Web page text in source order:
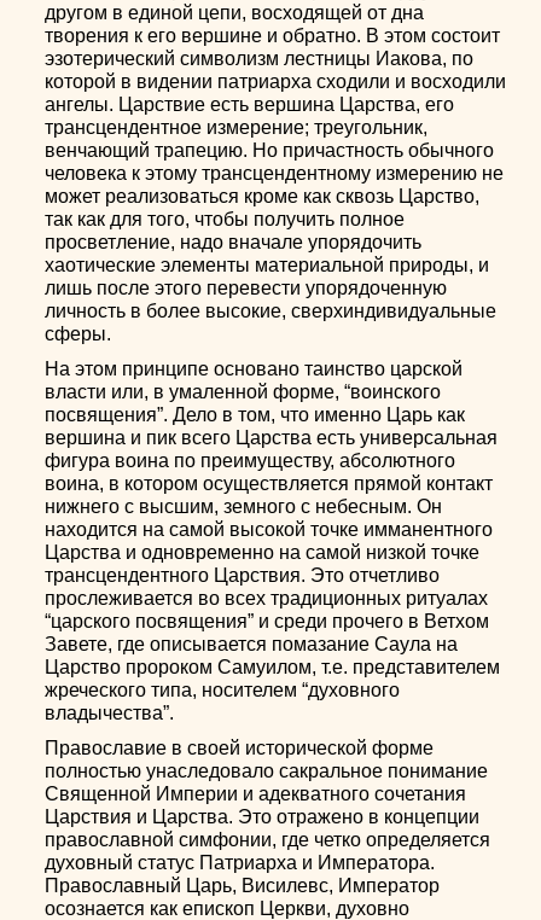
другом в единой цепи, восходящей от дна
творения к его вершине и обратно. В этом состоит
эзотерический символизм лестницы Иакова, по
которой в видении патриарха сходили и восходили
ангелы. Царствие есть вершина Царства, его
трансцендентное измерение; треугольник,
венчающий трапецию. Но причастность обычного
человека к этому трансцендентному измерению не
может реализоваться кроме как сквозь Царство,
так как для того, чтобы получить полное
просветление, надо вначале упорядочить
хаотические элементы материальной природы, и
лишь после этого перевести упорядоченную
личность в более высокие, сверхиндивидуальные
сферы.
На этом принципе основано таинство царской
власти или, в умаленной форме, “воинского
посвящения”. Дело в том, что именно Царь как
вершина и пик всего Царства есть универсальная
фигура воина по преимуществу, абсолютного
воина, в котором осуществляется прямой контакт
нижнего с высшим, земного с небесным. Он
находится на самой высокой точке имманентного
Царства и одновременно на самой низкой точке
трансцендентного Царствия. Это отчетливо
прослеживается во всех традиционных ритуалах
“царского посвящения” и среди прочего в Ветхом
Завете, где описывается помазание Саула на
Царство пророком Самуилом, т.е. представителем
жреческого типа, носителем “духовного
владычества”.
Православие в своей исторической форме
полностью унаследовало сакральное понимание
Священной Империи и адекватного сочетания
Царствия и Царства. Это отражено в концепции
православной симфонии, где четко определяется
духовный статус Патриарха и Императора.
Православный Царь, Висилевс, Император
осознается как епископ Церкви, духовно